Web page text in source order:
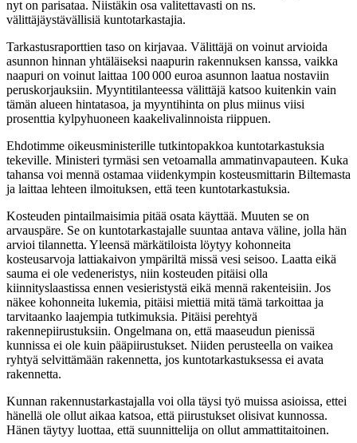
nyt on parisataa. Niistäkin osa valitettavasti on ns.
välittäjäystävällisiä kuntotarkastajia.
Tarkastusraporttien taso on kirjavaa. Välittäjä on voinut arvioida
asunnon hinnan yhtäläiseksi naapurin rakennuksen kanssa, vaikka
naapuri on voinut laittaa 100 000 euroa asunnon laatua nostaviin
peruskorjauksiin. Myyntitilanteessa välittäjä katsoo kuitenkin vain
tämän alueen hintatasoa, ja myyntihinta on plus miinus viisi
prosenttia kylpyhuoneen kaakelivalinnoista riippuen.
Ehdotimme oikeusministerille tutkintopakkoa kuntotarkastuksia
tekeville. Ministeri tyrmäsi sen vetoamalla ammatinvapauteen. Kuka
tahansa voi mennä ostamaa viidenkympin kosteusmittarin Biltemasta
ja laittaa lehteen ilmoituksen, että teen kuntotarkastuksia.
Kosteuden pintailmaisimia pitää osata käyttää. Muuten se on
arvauspäre. Se on kuntotarkastajalle suuntaa antava väline, jolla hän
arvioi tilannetta. Yleensä märkätiloista löytyy kohonneita
kosteusarvoja lattiakaivon ympäriltä missä vesi seisoo. Laatta eikä
sauma ei ole vedeneristys, niin kosteuden pitäisi olla
kiinnityslaastissa ennen vesieristystä eikä mennä rakenteisiin. Jos
näkee kohonneita lukemia, pitäisi miettiä mitä tämä tarkoittaa ja
tarvitaanko laajempia tutkimuksia. Pitäisi perehtyä
rakennepiirustuksiin. Ongelmana on, että maaseudun pienissä
kunnissa ei ole kuin pääpiirustukset. Niiden perusteella on vaikea
ryhtyä selvittämään rakennetta, jos kuntotarkastuksessa ei avata
rakennetta.
Kunnan rakennustarkastajalla voi olla täysi työ muissa asioissa, ettei
hänellä ole ollut aikaa katsoa, että piirustukset olisivat kunnossa.
Hänen täytyy luottaa, että suunnittelija on ollut ammattitaitoinen.